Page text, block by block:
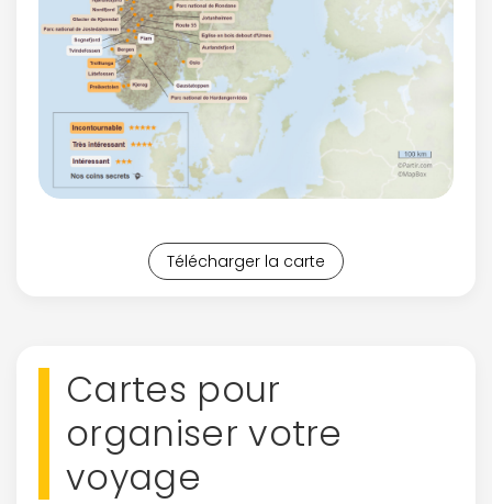
Télécharger la carte
Cartes pour
organiser votre
voyage